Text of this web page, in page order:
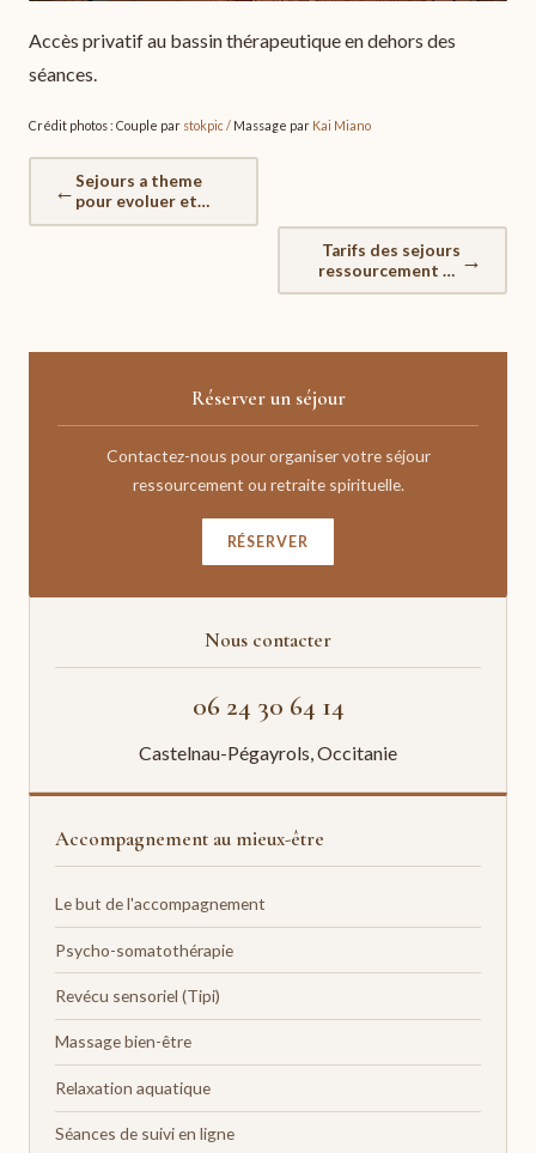
Accès privatif au bassin thérapeutique en dehors des
séances.
Crédit photos : Couple par stokpic / Massage par Kai Miano
←Sejours a theme
pour evoluer et
mieux se connaitre
Tarifs des sejours
ressourcement et
mieux etre
→
Réserver un séjour
Contactez-nous pour organiser votre séjour
ressourcement ou retraite spirituelle.
RÉSERVER
Nous contacter
06 24 30 64 14
Castelnau-Pégayrols, Occitanie
Accompagnement au mieux-être
Le but de l'accompagnement
Psycho-somatothérapie
Revécu sensoriel (Tipi)
Massage bien-être
Relaxation aquatique
Séances de suivi en ligne